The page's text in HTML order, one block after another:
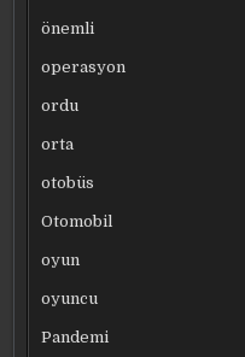
önemli
operasyon
ordu
orta
otobüs
Otomobil
oyun
oyuncu
Pandemi